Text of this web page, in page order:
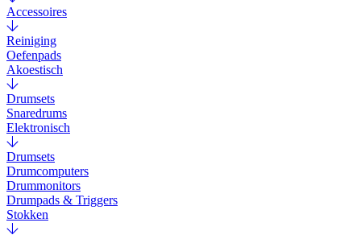
Accessoires
Reiniging
Oefenpads
Akoestisch
Drumsets
Snaredrums
Elektronisch
Drumsets
Drumcomputers
Drummonitors
Drumpads & Triggers
Stokken